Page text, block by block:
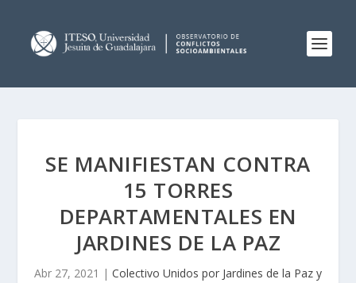
SE MANIFIESTAN CONTRA
15 TORRES
DEPARTAMENTALES EN
JARDINES DE LA PAZ
Abr 27, 2021 | Colectivo Unidos por Jardines de la Paz y